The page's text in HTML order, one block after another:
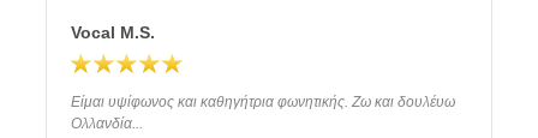
Vocal M.S.
Είμαι υψίφωνος και καθηγήτρια φωνητικής. Ζω και δουλέυω
Ολλανδία...